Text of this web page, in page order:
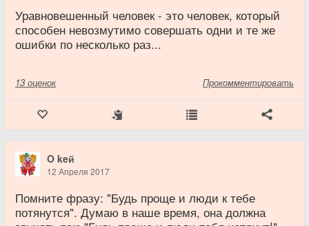
Уравновешенный человек - это человек, который
способен невозмутимо совершать одни и те же
ошибки по несколько раз...
13 оценок Прокомментировать
O keй
12 Апреля 2017
Помните фразу: "Будь проще и люди к тебе
потянутся". Думаю в наше время, она должна